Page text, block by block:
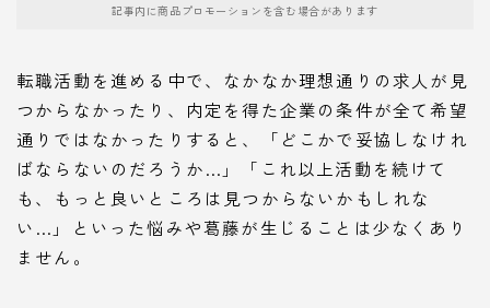
記事内に商品プロモーションを含む場合があります
転職活動を進める中で、なかなか理想通りの求人が見
つからなかったり、内定を得た企業の条件が全て希望
通りではなかったりすると、「どこかで妥協しなけれ
ばならないのだろうか…」「これ以上活動を続けて
も、もっと良いところは見つからないかもしれな
い…」といった悩みや葛藤が生じることは少なくあり
ません。